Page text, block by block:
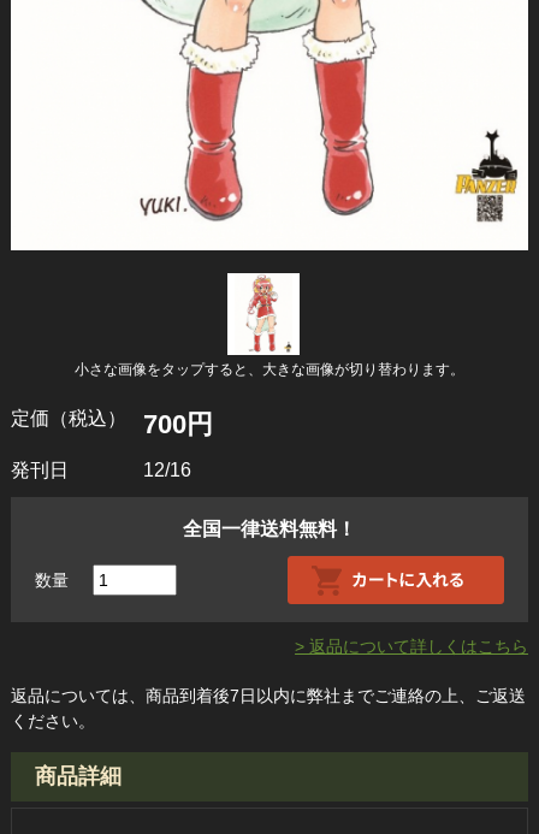
小さな画像をタップすると、大きな画像が切り替わります。
定価（税込） 700円
発刊日 12/16
全国一律送料無料！
数量
> 返品について詳しくはこちら
返品については、商品到着後7日以内に弊社までご連絡の上、ご返送
ください。
商品詳細